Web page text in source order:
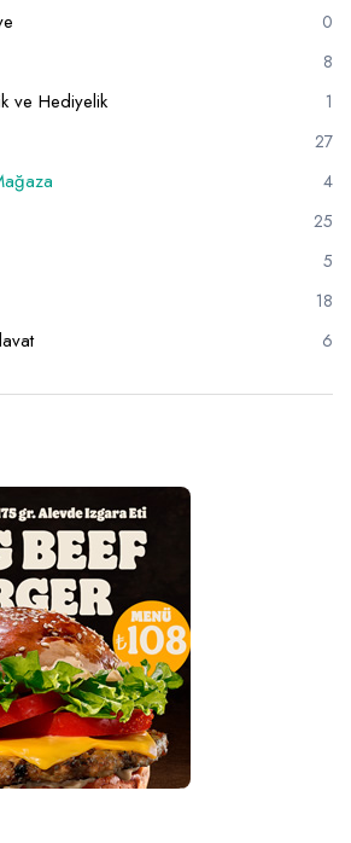
0
8
ve Hediyelik 1
27
4
25
5
18
6